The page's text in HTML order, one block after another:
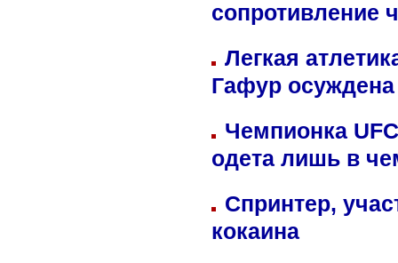
сопротивление
Легкая
Гафур осуждена
Чемпионка
одета лишь в
Спринтер,
кокаина